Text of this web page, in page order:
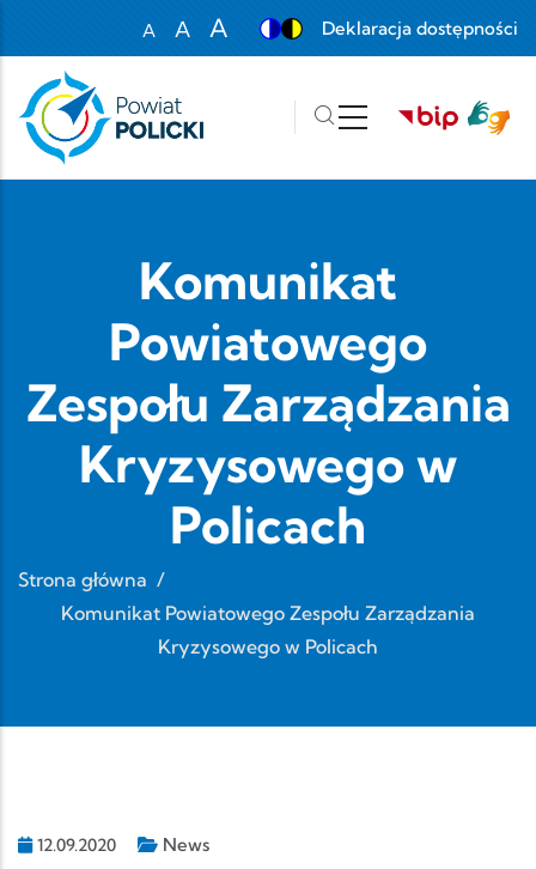
A
Set font size to 100%
A
A
Deklaracja dostępności
Komunikat
Powiatowego
Zespołu Zarządzania
Kryzysowego w
Policach
Strona główna /
Komunikat Powiatowego Zespołu Zarządzania
Kryzysowego w Policach
12.09.2020 News